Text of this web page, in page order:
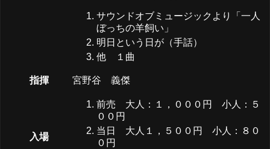
サウンドオブミュージックより「一人
ぼっちの羊飼い」
明日という日が（手話）
他 １曲
指揮 宮野谷 義傑
入場
前売 大人：１，０００円 小人：５
００円
当日 大人１，５００円 小人：８０
０円